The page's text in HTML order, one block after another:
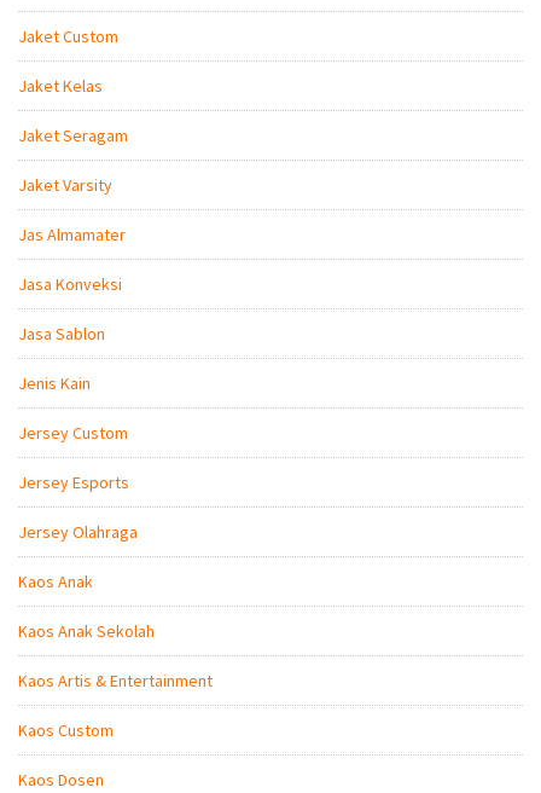
Jaket Custom
Jaket Kelas
Jaket Seragam
Jaket Varsity
Jas Almamater
Jasa Konveksi
Jasa Sablon
Jenis Kain
Jersey Custom
Jersey Esports
Jersey Olahraga
Kaos Anak
Kaos Anak Sekolah
Kaos Artis & Entertainment
Kaos Custom
Kaos Dosen